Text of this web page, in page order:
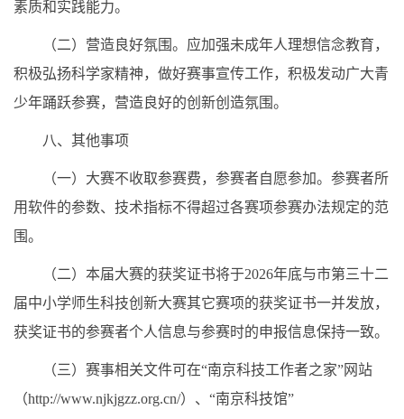
素质和实践能力。
（二）营造良好氛围。应加强未成年人理想信念教育，
积极弘扬科学家精神，做好赛事宣传工作，积极发动广大青
少年踊跃参赛，营造良好的创新创造氛围。
八、其他事项
（一）大赛不收取参赛费，参赛者自愿参加。参赛者所
用软件的参数、技术指标不得超过各赛项参赛办法规定的范
围。
（二）本届大赛的获奖证书将于2026年底与市第三十二
届中小学师生科技创新大赛其它赛项的获奖证书一并发放，
获奖证书的参赛者个人信息与参赛时的申报信息保持一致。
（三）赛事相关文件可在“南京科技工作者之家”网站
（http://www.njkjgzz.org.cn/）、“南京科技馆”